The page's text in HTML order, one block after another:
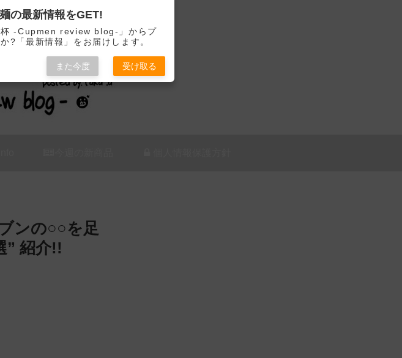
/ アレンジするブログ
ンの○○を足
” 紹介!!
の最新情報をGET!
杯 -Cupmen review blog-」からプ
?「最新情報」をお届けします。
また今度 受け取る